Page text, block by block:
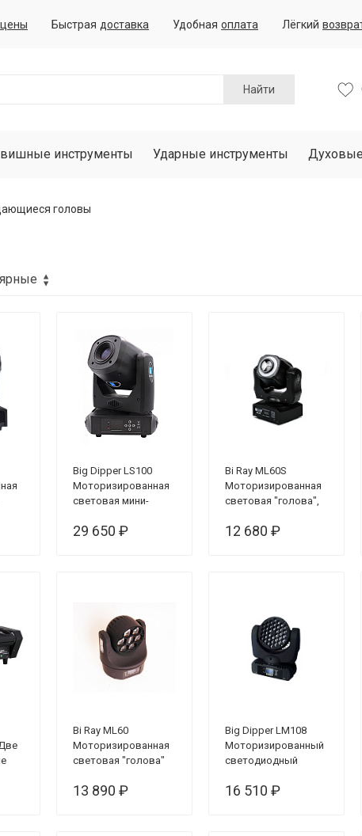
цены Быстрая доставка Удобная оплата Лёгкий
Найти
инструменты Ударные инструменты
головы
Big Dipper LS100
Моторизированная
световая мини-
29 650 ₽
Bi Ray ML60S
Моторизированная
световая "голова",
12 680 ₽
Bi Ray ML60
Моторизированная
световая "голова"
13 890 ₽
Big Dipper LM108
Моторизированный
светодиодный
заливающего света
16 510 ₽